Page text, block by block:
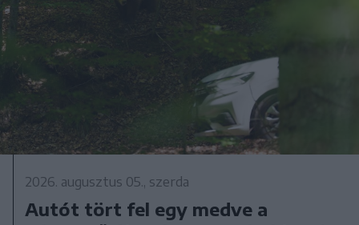
2026. augusztus 05., szerda
Autót tört fel egy medve a